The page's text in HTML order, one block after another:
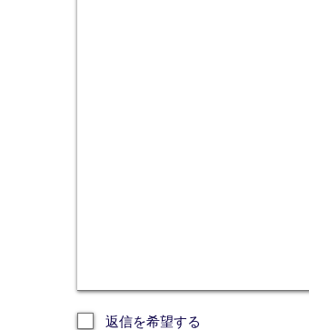
返信を希望する